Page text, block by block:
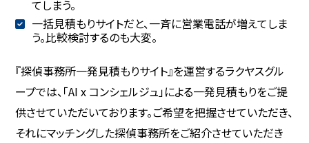
てしまう。
一括見積もりサイトだと、一斉に営業電話が増えてしま
う。比較検討するのも大変。
『探偵事務所一発見積もりサイト』を運営するラクヤスグル
ープでは、「AI x コンシェルジュ」による一発見積もりをご提
供させていただいております。ご希望を把握させていただき、
それにマッチングした探偵事務所をご紹介させていただき